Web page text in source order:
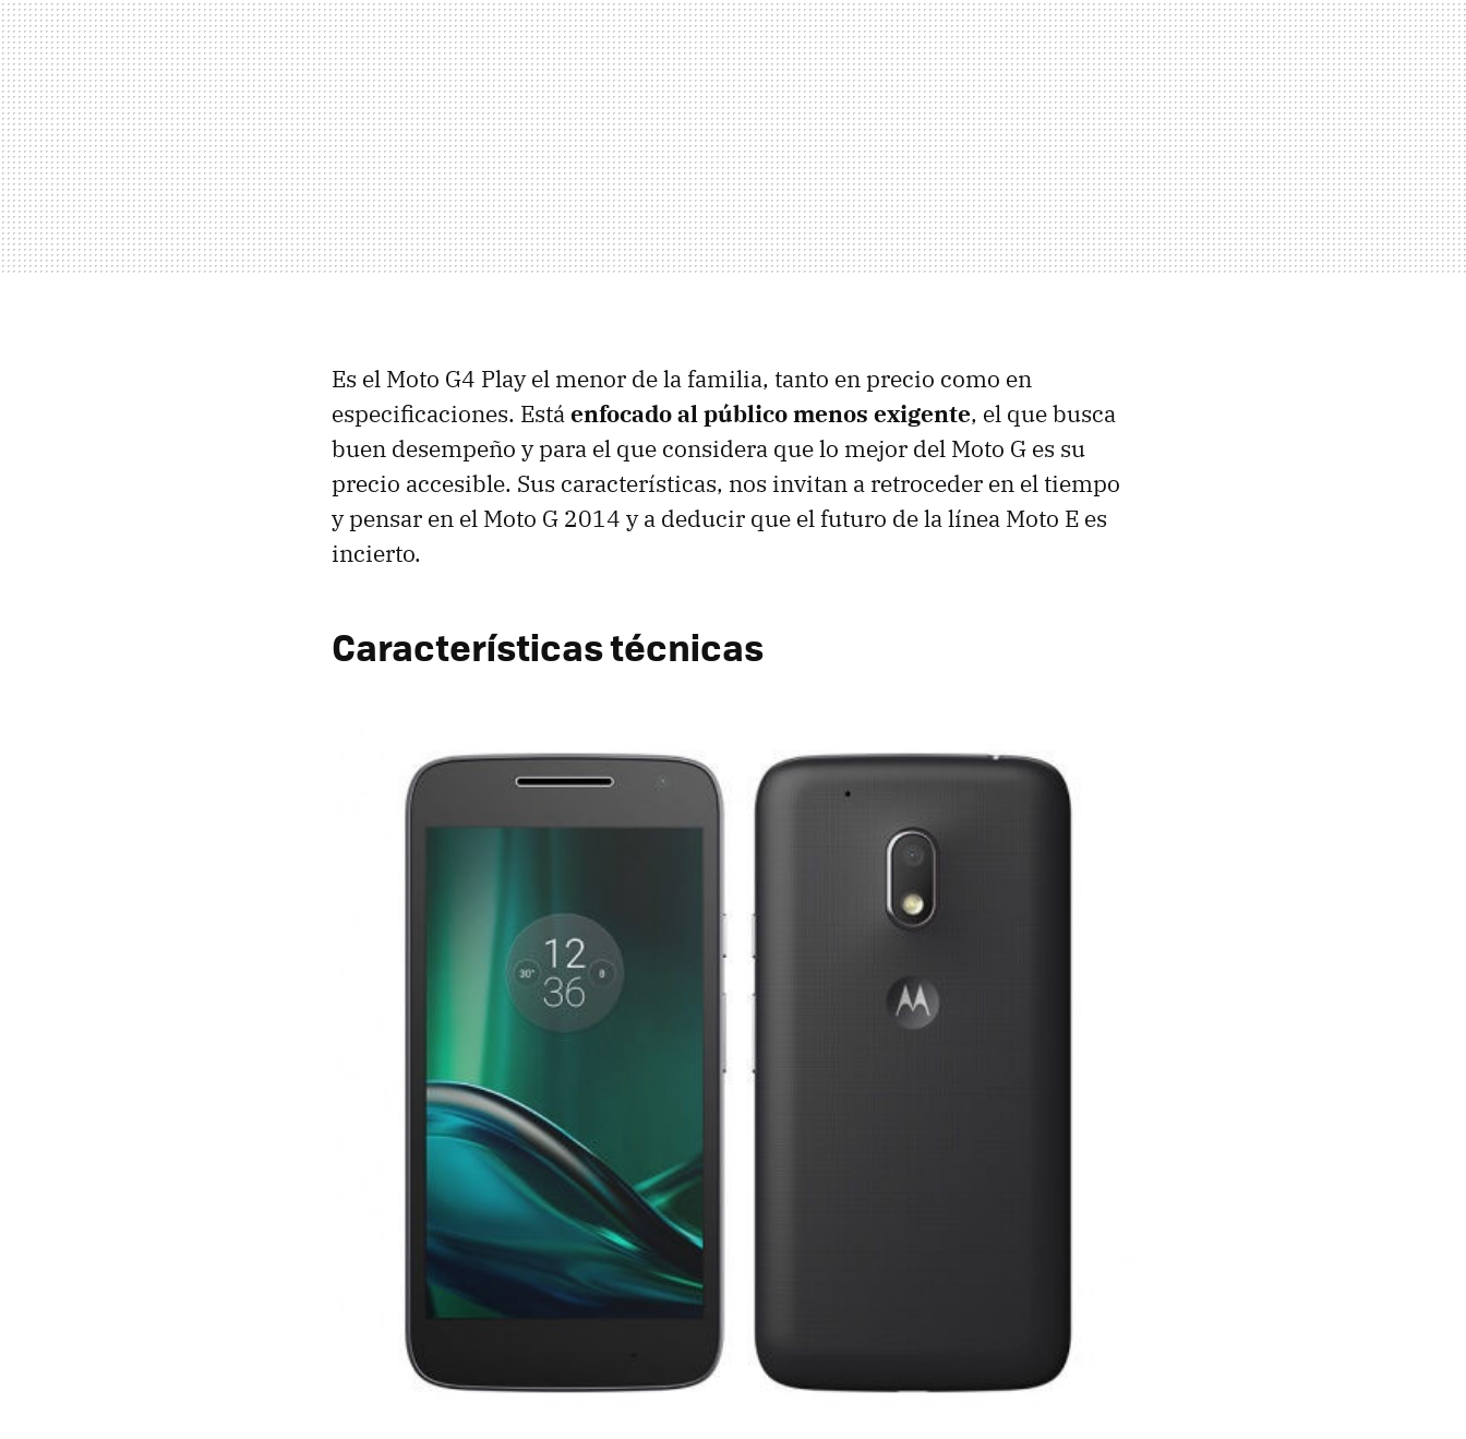
Es el Moto G4 Play el menor de la familia, tanto en precio como en
especificaciones. Estáenfocado al público menos exigente, el que busca
buen desempeño y para el que considera que lo mejor del Moto G es su
precio accesible. Sus características, nos invitan a retroceder en el tiempo
y pensar en el Moto G 2014 y a deducir que el futuro de la línea Moto E es
incierto.
Características técnicas